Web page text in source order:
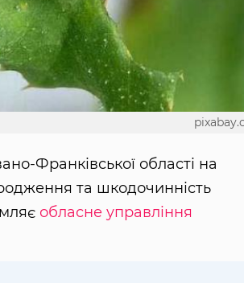
Франківської області на
та шкодочинність
обласне управління